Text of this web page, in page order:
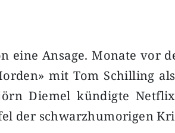
eine Ansage. Monate vor
mit Tom Schilling
Diemel kündigte
der schwarzhumorigen